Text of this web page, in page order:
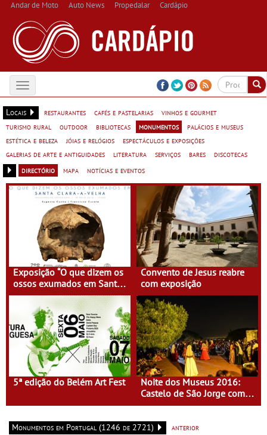
Andar de Moto Auto News Propedalar Cardápio
Toggle
navigation
Locais
restaurantes cafés e pastelarias
vinhos e gourmet
turismo rural
outdoor bibliotecas monumentos
palácios e museus
estética e beleza
jóias e relógios
espectáculos e exposições
galerias de arte e antiguidades
literatura serviços bares
discotecas
directório
mapa notícias e eventos
Exposição “O que dizem os
ossos exumados em Santa
Clara-a-Velha”
Convento de Jesus reabre
com exposição
5ª edição do Belém Art Fest
Noite dos Museus 2016:
Castelo de São Jorge com
entrada gratuita
Monumentos em Portugal (1246 de 2721)
anterior